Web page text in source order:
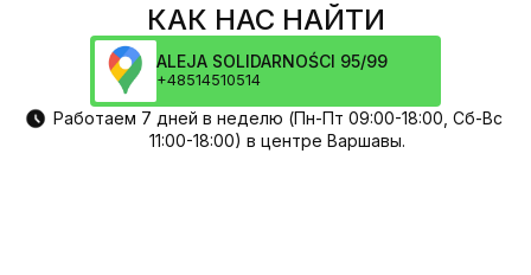
КАК НАС НАЙТИ
ALEJA SOLIDARNOŚCI 95/99
+48514510514
Работаем 7 дней в неделю (Пн-Пт 09:00-18:00, Сб-Вс
11:00-18:00) в центре Варшавы.